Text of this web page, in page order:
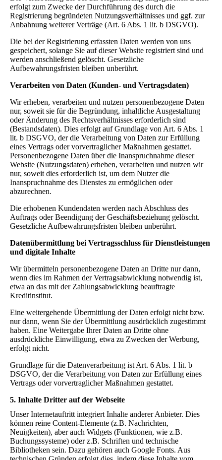
erfolgt zum Zwecke der Durchführung des durch die
Registrierung begründeten Nutzungsverhältnisses und ggf. zur
Anbahnung weiterer Verträge (Art. 6 Abs. 1 lit. b DSGVO).
Die bei der Registrierung erfassten Daten werden von uns
gespeichert, solange Sie auf dieser Website registriert sind und
werden anschließend gelöscht. Gesetzliche
Aufbewahrungsfristen bleiben unberührt.
Verarbeiten von Daten (Kunden- und Vertragsdaten)
Wir erheben, verarbeiten und nutzen personenbezogene Daten
nur, soweit sie für die Begründung, inhaltliche Ausgestaltung
oder Änderung des Rechtsverhältnisses erforderlich sind
(Bestandsdaten). Dies erfolgt auf Grundlage von Art. 6 Abs. 1
lit. b DSGVO, der die Verarbeitung von Daten zur Erfüllung
eines Vertrags oder vorvertraglicher Maßnahmen gestattet.
Personenbezogene Daten über die Inanspruchnahme dieser
Website (Nutzungsdaten) erheben, verarbeiten und nutzen wir
nur, soweit dies erforderlich ist, um dem Nutzer die
Inanspruchnahme des Dienstes zu ermöglichen oder
abzurechnen.
Die erhobenen Kundendaten werden nach Abschluss des
Auftrags oder Beendigung der Geschäftsbeziehung gelöscht.
Gesetzliche Aufbewahrungsfristen bleiben unberührt.
Datenübermittlung bei Vertragsschluss für Dienstleistungen
und digitale Inhalte
Wir übermitteln personenbezogene Daten an Dritte nur dann,
wenn dies im Rahmen der Vertragsabwicklung notwendig ist,
etwa an das mit der Zahlungsabwicklung beauftragte
Kreditinstitut.
Eine weitergehende Übermittlung der Daten erfolgt nicht bzw.
nur dann, wenn Sie der Übermittlung ausdrücklich zugestimmt
haben. Eine Weitergabe Ihrer Daten an Dritte ohne
ausdrückliche Einwilligung, etwa zu Zwecken der Werbung,
erfolgt nicht.
Grundlage für die Datenverarbeitung ist Art. 6 Abs. 1 lit. b
DSGVO, der die Verarbeitung von Daten zur Erfüllung eines
Vertrags oder vorvertraglicher Maßnahmen gestattet.
5. Inhalte Dritter auf der Webseite
Unser Internetauftritt integriert Inhalte anderer Anbieter. Dies
können reine Content-Elemente (z.B. Nachrichten,
Neuigkeiten), aber auch Widgets (Funktionen, wie z.B.
Buchungssysteme) oder z.B. Schriften und technische
Bibliotheken sein. Dazu gehören auch Google Fonts. Aus